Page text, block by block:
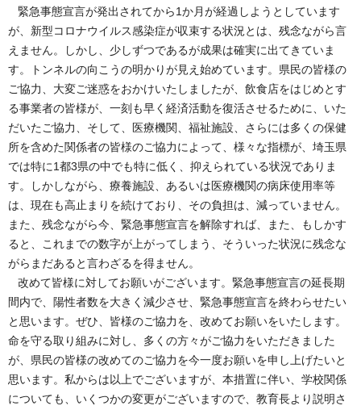
緊急事態宣言が発出されてから1か月が経過しようとしています
が、新型コロナウイルス感染症が収束する状況とは、残念ながら言
えません。しかし、少しずつであるが成果は確実に出てきていま
す。トンネルの向こうの明かりが見え始めています。県民の皆様の
ご協力、大変ご迷惑をおかけいたしましたが、飲食店をはじめとす
る事業者の皆様が、一刻も早く経済活動を復活させるために、いた
だいたご協力、そして、医療機関、福祉施設、さらには多くの保健
所を含めた関係者の皆様のご協力によって、様々な指標が、埼玉県
では特に1都3県の中でも特に低く、抑えられている状況でありま
す。しかしながら、療養施設、あるいは医療機関の病床使用率等
は、現在も高止まりを続けており、その負担は、減っていません。
また、残念ながら今、緊急事態宣言を解除すれば、また、もしかす
ると、これまでの数字が上がってしまう、そういった状況に残念な
がらまだあると言わざるを得ません。
改めて皆様に対してお願いがございます。緊急事態宣言の延長期
間内で、陽性者数を大きく減少させ、緊急事態宣言を終わらせたい
と思います。ぜひ、皆様のご協力を、改めてお願いをいたします。
命を守る取り組みに対し、多くの方々がご協力をいただきました
が、県民の皆様の改めてのご協力を今一度お願いを申し上げたいと
思います。私からは以上でございますが、本措置に伴い、学校関係
についても、いくつかの変更がございますので、教育長より説明さ